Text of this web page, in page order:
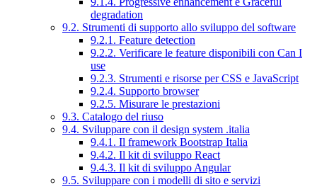
degradation
9.2. Strumenti di supporto allo sviluppo del software
9.2.1. Feature detection
9.2.2. Verificare le feature disponibili con Can I
use
9.2.3. Strumenti e risorse per CSS e JavaScript
9.2.4. Supporto browser
9.2.5. Misurare le prestazioni
9.3. Catalogo del riuso
9.4. Sviluppare con il design system .italia
9.4.1. Il framework Bootstrap Italia
9.4.2. Il kit di sviluppo React
9.4.3. Il kit di sviluppo Angular
9.5. Sviluppare con i modelli di sito e servizi